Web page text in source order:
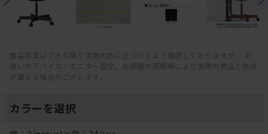
商品写真はできる限り実物の色に近づけるよう徹底しておりますが、 お
使いのデバイス・モニター設定、お部屋の照明等により実際の商品と色味
が異なる場合がございます。
カラーを選択